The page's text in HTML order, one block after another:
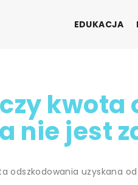
EDUKACJA
kwota
nie jest
odszkodowania uzyskana